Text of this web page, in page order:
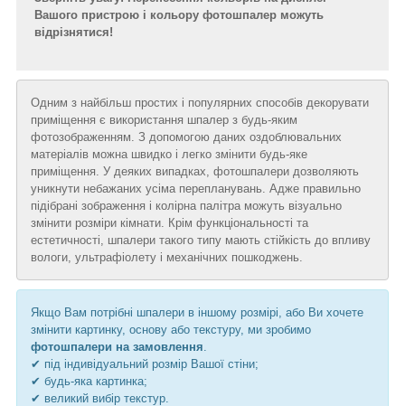
Вашого пристрою і кольору фотошпалер можуть
відрізнятися!
Одним з найбільш простих і популярних способів декорувати
приміщення є використання шпалер з будь-яким
фотозображенням. З допомогою даних оздоблювальних
матеріалів можна швидко і легко змінити будь-яке
приміщення. У деяких випадках, фотошпалери дозволяють
уникнути небажаних усіма перепланувань. Адже правильно
підібрані зображення і колірна палітра можуть візуально
змінити розміри кімнати. Крім функціональності та
естетичності, шпалери такого типу мають стійкість до впливу
вологи, ультрафіолету і механічних пошкоджень.
Якщо Вам потрібні шпалери в іншому розмірі, або Ви хочете
змінити картинку, основу або текстуру, ми зробимо
фотошпалери на замовлення
✔ під індивідуальний розмір Вашої стіни;
✔ будь-яка картинка;
✔ великий вибір текстур.